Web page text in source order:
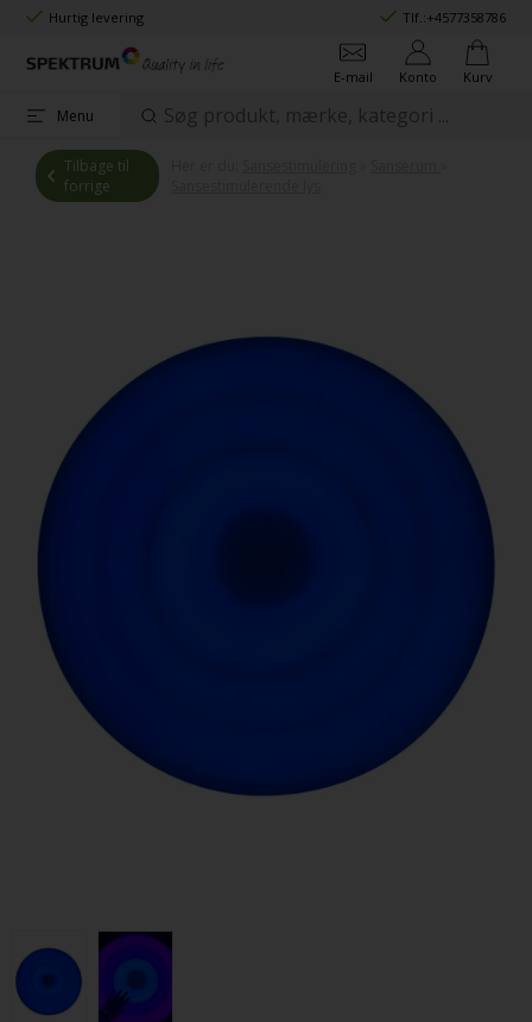
Hurtig levering Tlf.:+4577358786
E-mail Konto Kurv
Menu
Tilbage til
forrige